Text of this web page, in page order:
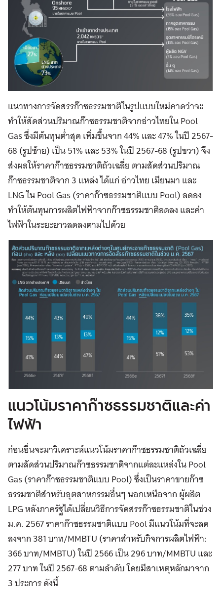
แนวทางการจัดสรรก๊าซธรรมชาติในรูปแบบใหม่คาดว่าจะ
ทำให้สัดส่วนปริมาณก๊าซธรรมชาติจากอ่าวไทยใน Pool
Gas ซึ่งมีต้นทุนต่ำสุด เพิ่มขึ้นจาก 44% และ 47% ในปี 2567-
68 (รูปซ้าย) เป็น 51% และ 53% ในปี 2567-68 (รูปขวา) จึง
ส่งผลให้ราคาก๊าซธรรมชาติถัวเฉลี่ย ตามสัดส่วนปริมาณ
ก๊าซธรรมชาติจาก 3 แหล่ง ได้แก่ อ่าวไทย เมียนมา และ
LNG ใน Pool Gas (ราคาก๊าซธรรมชาติแบบ Pool) ลดลง
ทำให้ต้นทุนการผลิตไฟฟ้าจากก๊าซธรรมชาติลดลง และค่า
ไฟฟ้าในระยะยาวลดลงตามไปด้วย
แนวโน้มราคาก๊าซธรรมชาติและค่า
ไฟฟ้า
ก่อนอื่นจะมาวิเคราะห์แนวโน้มราคาก๊าซธรรมชาติถัวเฉลี่ย
ตามสัดส่วนปริมาณก๊าซธรรมชาติจากแต่ละแหล่งใน Pool
Gas (ราคาก๊าซธรรมชาติแบบ Pool) ซึ่งเป็นราคาขายก๊าซ
ธรรมชาติสำหรับอุตสาหกรรมอื่นๆ นอกเหนือจาก ผู้ผลิต
LPG หลังภาครัฐได้เปลี่ยนวิธีการจัดสรรก๊าซธรรมชาติในช่วง
ม.ค. 2567 ราคาก๊าซธรรมชาติแบบ Pool มีแนวโน้มที่จะลด
ลงจาก 381 บาท/MMBTU (ราคาสำหรับกิจการผลิตไฟฟ้า:
366 บาท/MMBTU) ในปี 2566 เป็น 296 บาท/MMBTU และ
277 บาท ในปี 2567-68 ตามลำดับ โดยมีสาเหตุหลักมาจาก
3 ประการ ดังนี้